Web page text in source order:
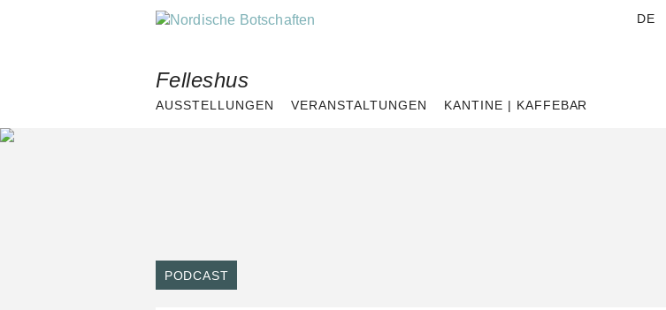
DE
Felleshus
AUSSTELLUNGEN VERANSTALTUNGEN KANTINE | KAFFEBAR
PODCAST